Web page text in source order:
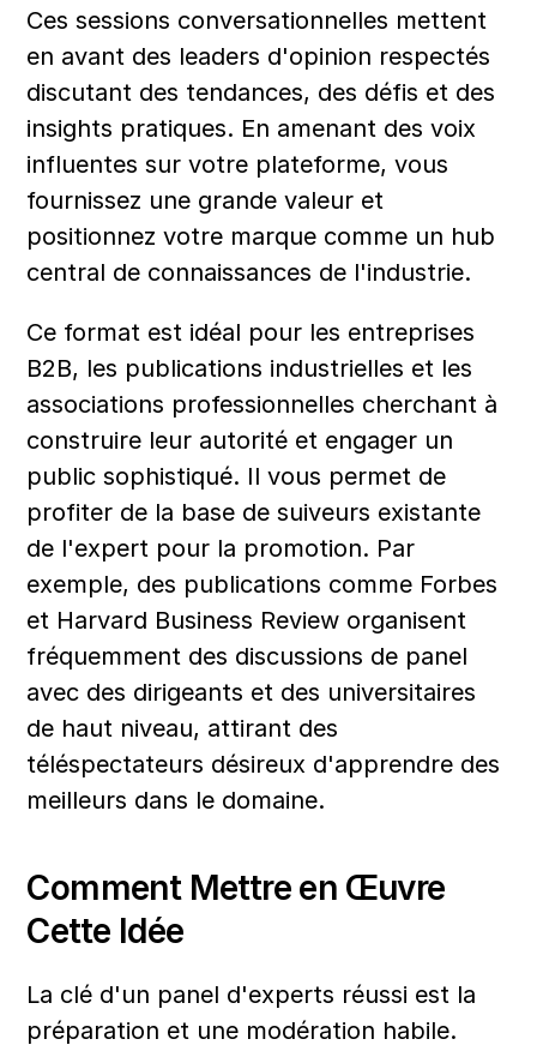
Ces sessions conversationnelles mettent
en avant des leaders d'opinion respectés
discutant des tendances, des défis et des
insights pratiques. En amenant des voix
influentes sur votre plateforme, vous
fournissez une grande valeur et
positionnez votre marque comme un hub
central de connaissances de l'industrie.
Ce format est idéal pour les entreprises
B2B, les publications industrielles et les
associations professionnelles cherchant à
construire leur autorité et engager un
public sophistiqué. Il vous permet de
profiter de la base de suiveurs existante
de l'expert pour la promotion. Par
exemple, des publications comme Forbes
et Harvard Business Review organisent
fréquemment des discussions de panel
avec des dirigeants et des universitaires
de haut niveau, attirant des
téléspectateurs désireux d'apprendre des
meilleurs dans le domaine.
Comment Mettre en Œuvre
Cette Idée
La clé d'un panel d'experts réussi est la
préparation et une modération habile.